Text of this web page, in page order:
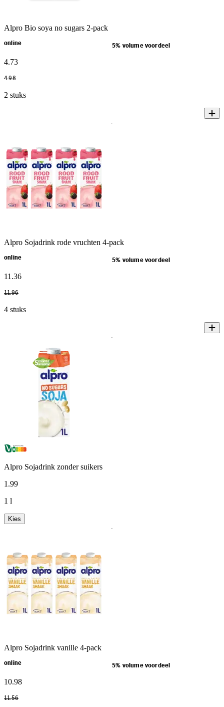
Alpro Bio soya no sugars 2-pack
online 5% volume voordeel
4.73
4.98
2 stuks
Alpro Sojadrink rode vruchten 4-pack
online 5% volume voordeel
11 .36
11.96
4 stuks
Alpro Sojadrink zonder suikers
1 .99
1 l
Kies
Alpro Sojadrink vanille 4-pack
online 5% volume voordeel
10.98
11.56